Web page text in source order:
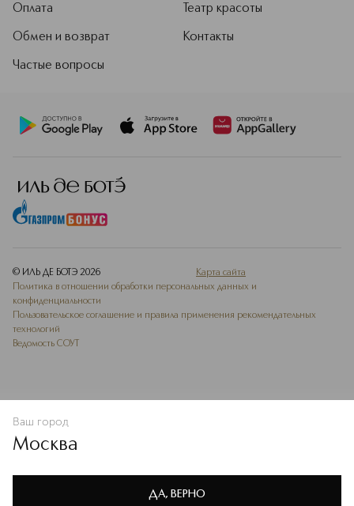
Политике конфиденциальности
В КОРЗИНУ
Оплата
Обмен и возврат
Частые вопросы
Театр красоты
Контакты
© ИЛЬ ДЕ БОТЭ 2026
Карта сайта
Политика в отношении обработки персональных данных и
конфиденциальности
Пользовательское соглашение и правила применения рекомендательных
технологий
Ведомость СОУТ
Ваш город
Москва
ДА, ВЕРНО